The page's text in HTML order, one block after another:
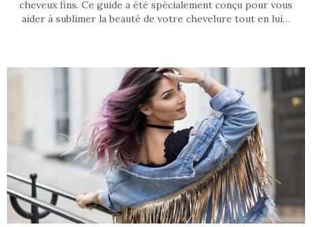
cheveux fins. Ce guide a été spécialement conçu pour vous
aider à sublimer la beauté de votre chevelure tout en lui…